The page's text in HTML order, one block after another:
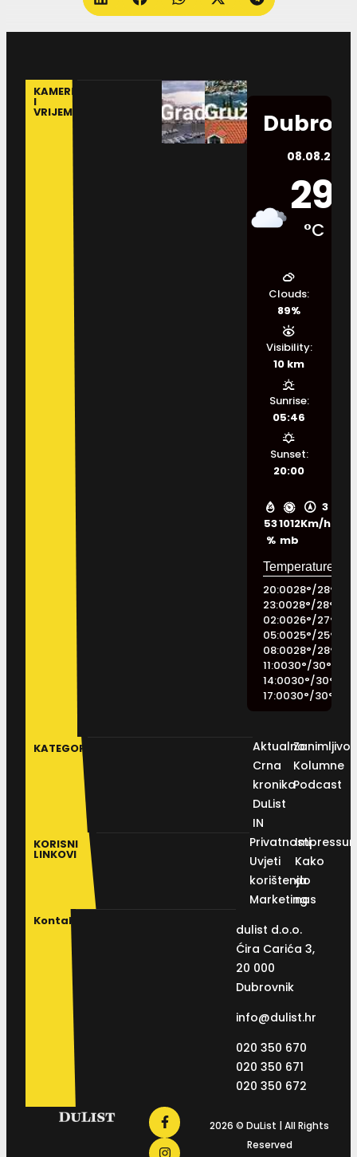
KAMERE
I
VRIJEME
08.08.2026.
29
°C
53
%
1012
mb
3
Km/h
Clouds:
89%
Visibility:
10 km
Sunrise:
05:46
Sunset:
20:00
20:0028°/28°
23:0028°/28°
02:0026°/27°
05:0025°/25°
08:0028°/28°
11:0030°/30°
14:0030°/30°
17:0030°/30°
KATEGORIJE
Aktualno
Crna
kronika
DuList
IN
Kolumne
Podcast
KORISNI
LINKOVI
Privatnosti
Uvjeti
korištenja
Marketing
Kako
do
nas
Kontakt
dulist d.o.o.
Ćira Carića 3,
20 000
Dubrovnik
info@dulist.hr
020 350 670
020 350 671
020 350 672
2026 © DuList | All Rights
Reserved